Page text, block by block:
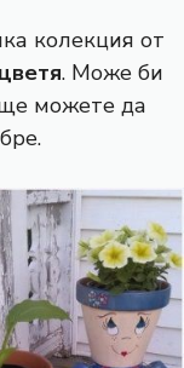
колекция от
. Може би
можете да